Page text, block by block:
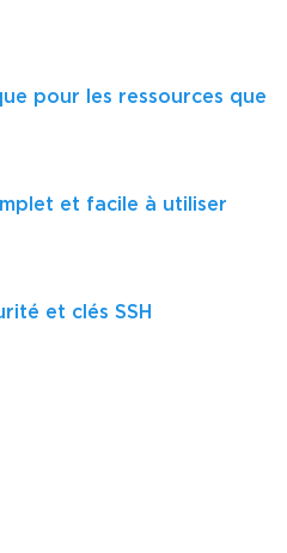
pour les ressources que
et facile à utiliser
et clés SSH